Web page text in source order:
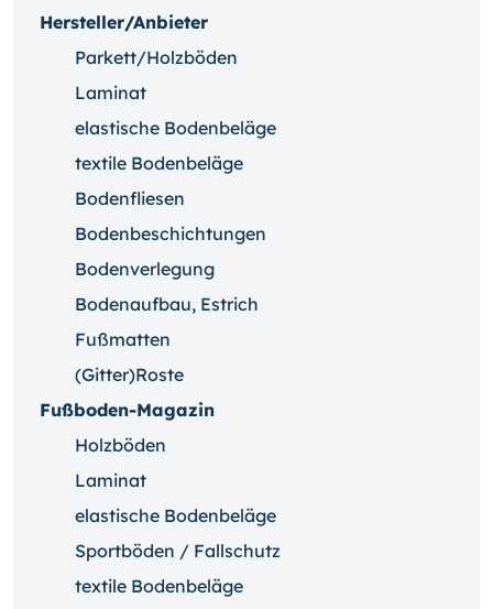
Hersteller/Anbieter
Parkett/Holzböden
Laminat
elastische Bodenbeläge
textile Bodenbeläge
Bodenfliesen
Bodenbeschichtungen
Bodenverlegung
Bodenaufbau, Estrich
Fußmatten
(Gitter)Roste
Fußboden-Magazin
Holzböden
Laminat
elastische Bodenbeläge
Sportböden / Fallschutz
textile Bodenbeläge